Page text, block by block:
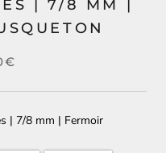
| 7/8 MM |
| 7/8 mm | Fermoir